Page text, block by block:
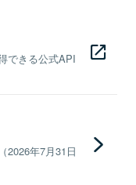
できる公式API
2026年7月31日